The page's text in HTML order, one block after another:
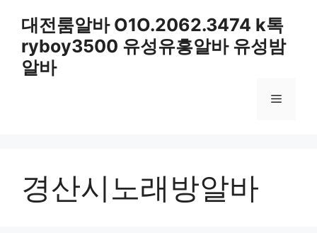
대전룸알바 O1O.2062.3474 k톡
ryboy3500 유성유흥알바 유성밤
알바
메
경산시노래방알바